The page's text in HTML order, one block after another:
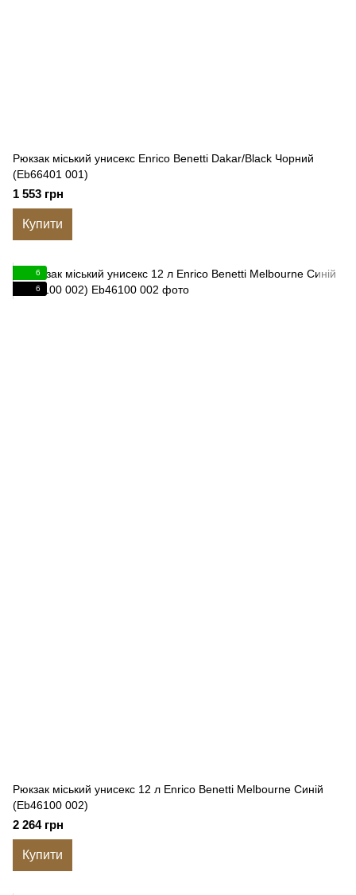
Рюкзак міський унисекс Enrico Benetti Dakar/Black Чорний
(Eb66401 001)
1 553 грн
Купити
6
6
Рюкзак міський унисекс 12 л Enrico Benetti Melbourne Синій
(Eb46100 002)
2 264 грн
Купити